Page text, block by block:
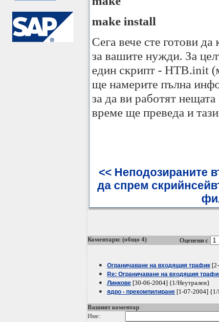
make install
Сега вече сте готови
за вашите нужди. За
един скрипт - HTB.init
ще намерите пълна
за да ви работят
време ще преведа и
<< Неподозираните
да спрем
Коментари: (общо 4) Оценени с
Ограничаване на входящия трафик
Re: Ограничаване на входящия
Линкове [30-06-2004] {1/Неутрален}
ядро - прекомпилиране [1-07-2004]
Вашият коментар
Име: